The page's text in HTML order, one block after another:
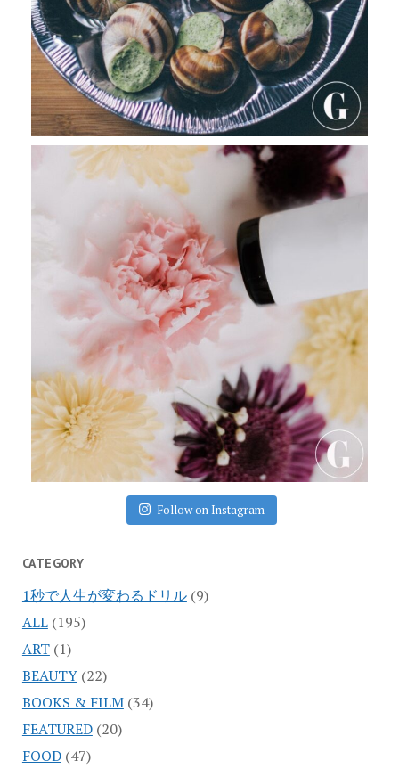
Follow on Instagram
CATEGORY
1秒で人生が変わるドリル(9)
ALL(195)
ART(1)
BEAUTY(22)
BOOKS & FILM(34)
FEATURED(20)
FOOD(47)